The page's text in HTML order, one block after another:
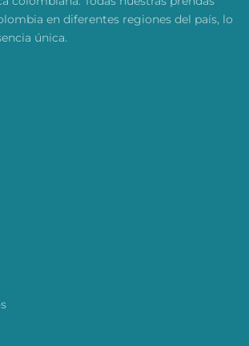
en diferentes regiones del país, lo
única.